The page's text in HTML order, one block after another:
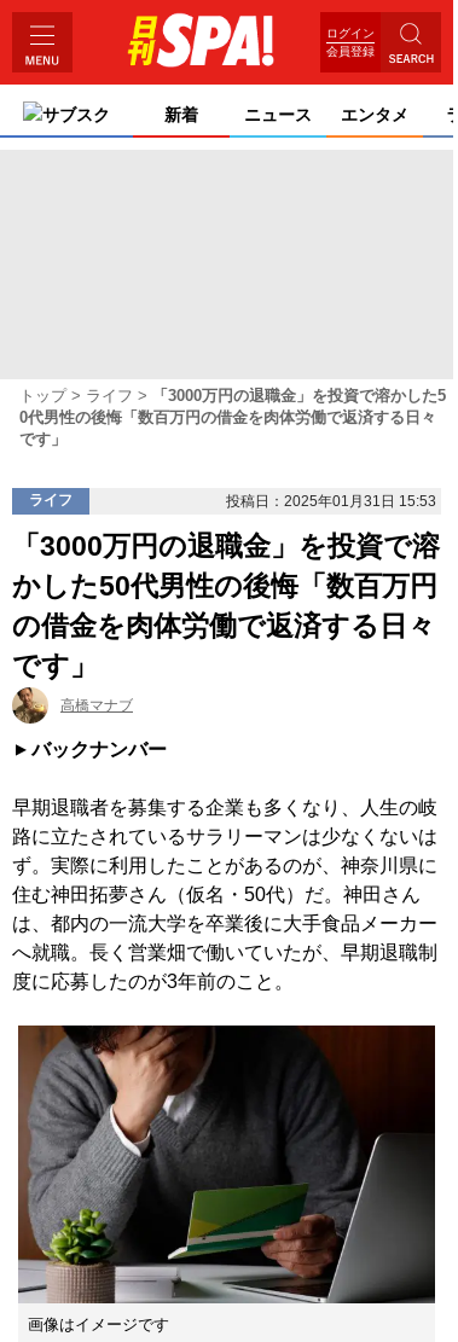
ログイン
会員登録
サブスク 新着 ニュース エンタメ
トップ ライフ
「3000万円の退職金」を投資で溶かした5
0代男性の後悔「数百万円の借金を肉体労働で返済する日々
です」
ライフ 投稿日：2025年01月31日 15:53
「3000万円の退職金」を投資で溶
かした50代男性の後悔「数百万円
の借金を肉体労働で返済する日々
です」
高橋マナブ
バックナンバー
早期退職者を募集する企業も多くなり、人生の岐
路に立たされているサラリーマンは少なくないは
ず。実際に利用したことがあるのが、神奈川県に
住む神田拓夢さん（仮名・50代）だ。神田さん
は、都内の一流大学を卒業後に大手食品メーカー
へ就職。長く営業畑で働いていたが、早期退職制
度に応募したのが3年前のこと。
画像はイメージです